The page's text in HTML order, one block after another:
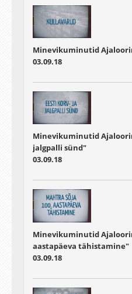
Minevikuminutid
03.09.18
Minevikuminutid
jalgpalli sünd"
03.09.18
Minevikuminutid
aastapäeva tähistamine"
03.09.18